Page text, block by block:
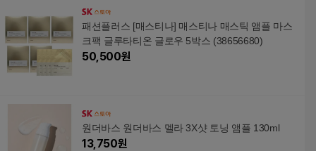
패션플러스 [매스티나] 매스티나 매스틱 앰플 마스
크팩 글루타티온 글로우 5박스 (38656680)
50,500원
원더바스 원더바스 멜라 3X샷 토닝 앰플 130ml
13,750원